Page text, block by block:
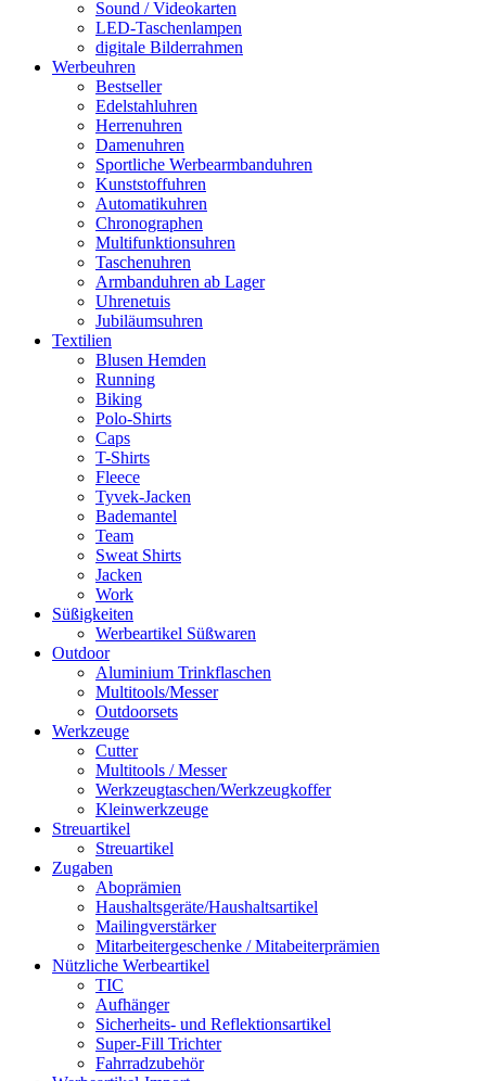
Sound / Videokarten
LED-Taschenlampen
digitale Bilderrahmen
Werbeuhren
Bestseller
Edelstahluhren
Herrenuhren
Damenuhren
Sportliche Werbearmbanduhren
Kunststoffuhren
Automatikuhren
Chronographen
Multifunktionsuhren
Taschenuhren
Armbanduhren ab Lager
Uhrenetuis
Jubiläumsuhren
Textilien
Blusen Hemden
Running
Biking
Polo-Shirts
Caps
T-Shirts
Fleece
Tyvek-Jacken
Bademantel
Team
Sweat Shirts
Jacken
Work
Süßigkeiten
Werbeartikel Süßwaren
Outdoor
Aluminium Trinkflaschen
Multitools/Messer
Outdoorsets
Werkzeuge
Cutter
Multitools / Messer
Werkzeugtaschen/Werkzeugkoffer
Kleinwerkzeuge
Streuartikel
Streuartikel
Zugaben
Aboprämien
Haushaltsgeräte/Haushaltsartikel
Mailingverstärker
Mitarbeitergeschenke / Mitabeiterprämien
Nützliche Werbeartikel
TIC
Aufhänger
Sicherheits- und Reflektionsartikel
Super-Fill Trichter
Fahrradzubehör